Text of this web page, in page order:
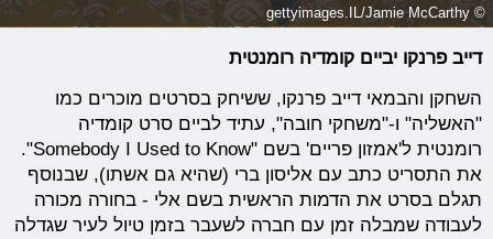
© gettyimages.IL/Jamie McCarthy
דייב פרנקו יביים קומדיה רומנטית
השחקן והבמאי דייב פרנקו, ששיחק בסרטים מוכרים כמו
"האשליה" ו-"משחקי חובה", עתיד לביים סרט קומדיה
רומנטית ל'אמזון פריים' בשם "Somebody I Used to Know".
את התסריט כתב עם אליסון ברי (שהיא גם אשתו), שבנוסף
תגלם בסרט את הדמות הראשית בשם אלי - בחורה מכורה
לעבודה שמבלה זמן עם חברה לשעבר בזמן טיול לעיר שגדלה